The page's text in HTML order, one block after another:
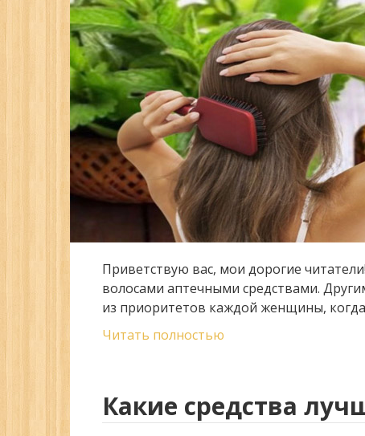
Приветствую вас, мои дорогие
волосами аптечными средствами.
из приоритетов каждой женщины,
Читать полностью
Какие средства